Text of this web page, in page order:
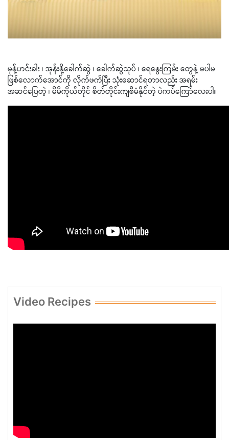
မုန့်ဟင်းခါး ၊ အုန်းနို့ခေါက်ဆွဲ ၊ ခေါက်ဆွဲသုပ် ၊ ရေနွေးကြမ်း တွေနဲ့ မပါမ
ဖြစ်လောက်အောင်ကို လိုက်ဖက်ပြီး သုံးဆောင်ရတာလည်း အရမ်း
အဆင်ပြေတဲ့ ၊ မိမိကိုယ်တိုင် စိတ်တိုင်းကျစီမံနိုင်တဲ့ ပဲကပ်ကြော်လေးပါ။
Video Recipes